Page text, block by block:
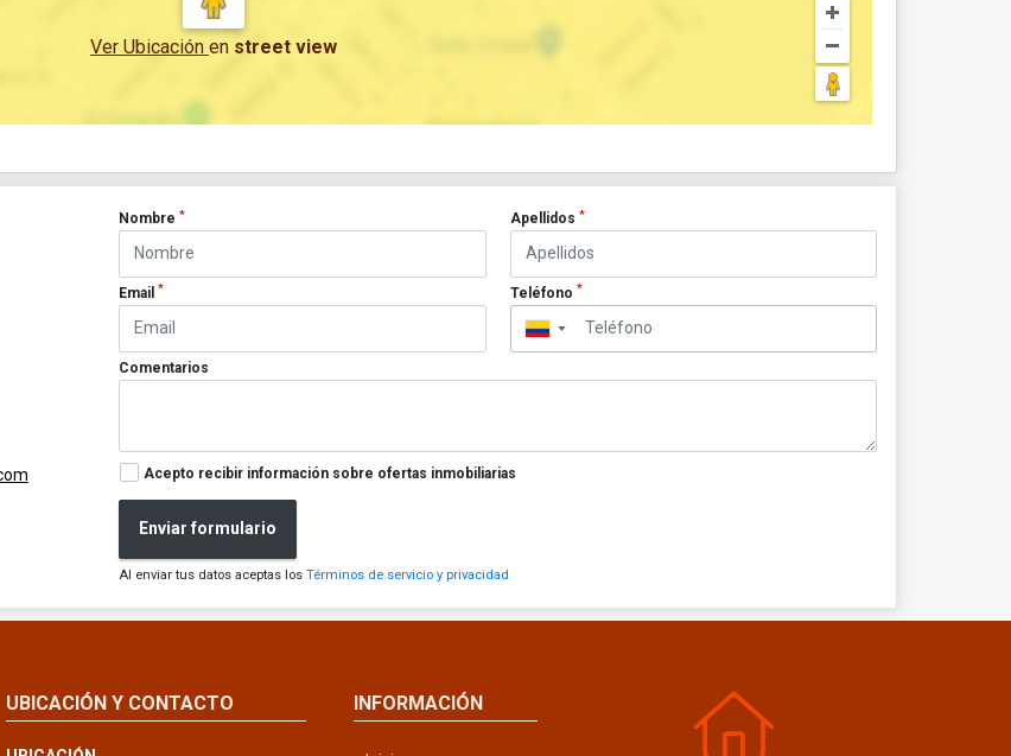
Ver Ubicación en street view
Nombre* Apellidos *
Email* Teléfono *
▼
Comentarios
Acepto recibir información sobre ofertas inmobiliarias
Enviar formulario
Al enviar tus datos aceptas losTérminos de servicio y privacidad
UBICACIÓN Y CONTACTO INFORMACIÓN